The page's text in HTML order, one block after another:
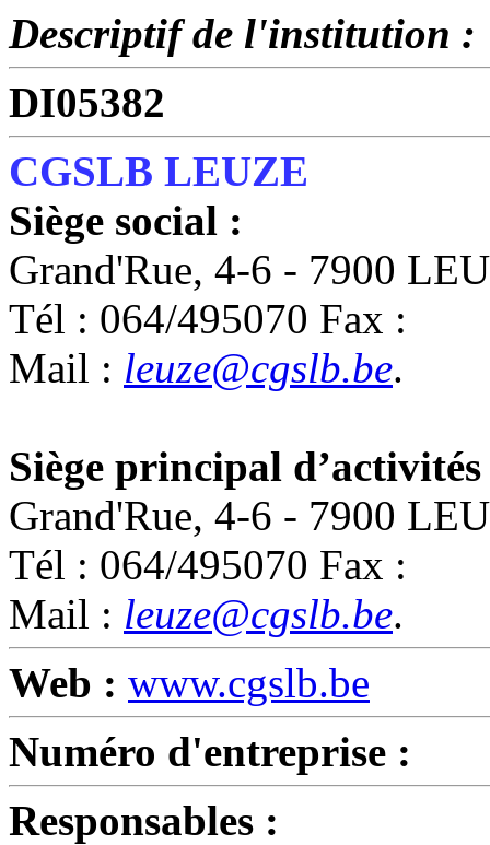
Descriptif de l'institution :
DI05382
CGSLB LEUZE
Siège social :
Grand'Rue, 4-6 - 7900
Tél : 064/495070 Fax :
Mail : leuze@cgslb.be.
Siège principal
Grand'Rue, 4-6 - 7900
Tél : 064/495070 Fax :
Mail : leuze@cgslb.be.
Web : www.cgslb.be
Numéro d'entreprise :
Responsables :